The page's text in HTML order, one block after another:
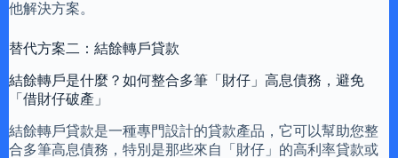
他解決方案。
替代方案二：結餘轉戶貸款
結餘轉戶是什麼？如何整合多筆「財仔」高息債務，避免
「借財仔破產」
結餘轉戶貸款是一種專門設計的貸款產品，它可以幫助您整
合多筆高息債務，特別是那些來自「財仔」的高利率貸款或